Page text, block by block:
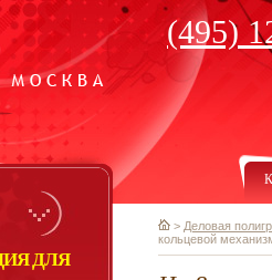
(495)
ДЛЯ
> Деловая
кольцевой